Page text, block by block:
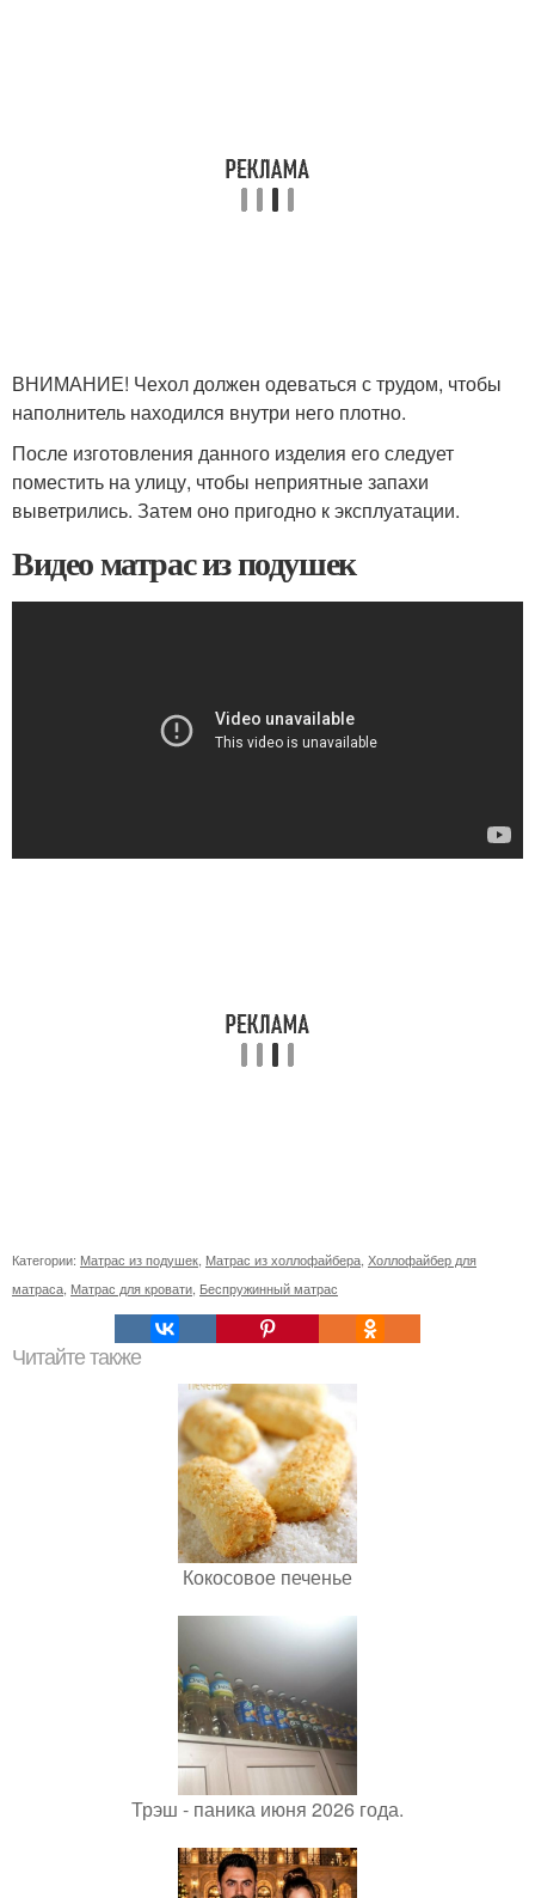
ВНИМАНИЕ! Чехол должен одеваться с трудом, чтобы
наполнитель находился внутри него плотно.
После изготовления данного изделия его следует
поместить на улицу, чтобы неприятные запахи
выветрились. Затем оно пригодно к эксплуатации.
Видео матрас из подушек
Категории: Матрас из подушек, Матрас из холлофайбера, Холлофайбер для
матраса, Матрас для кровати, Беспружинный матрас
Читайте также
Кокосовое печенье
Трэш - паника июня 2026 года.